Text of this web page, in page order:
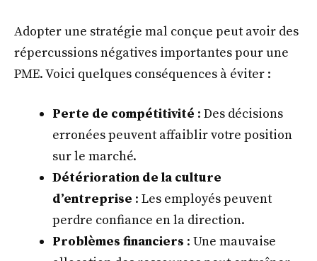
Adopter une stratégie mal conçue peut avoir des
répercussions négatives importantes pour une
PME. Voici quelques conséquences à éviter :
Perte de compétitivité : Des décisions
erronées peuvent affaiblir votre position
sur le marché.
Détérioration de la culture
d’entreprise : Les employés peuvent
perdre confiance en la direction.
Problèmes financiers : Une mauvaise